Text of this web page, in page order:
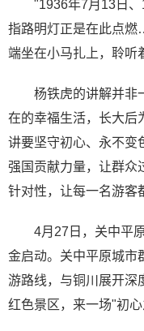
"1936年7月13日
指路明灯正是在此点
端坐在小马扎上，聆听
杨铁虎的讲解并非
在的幸福生活，长大后
讲要坚守初心、永不变
强国贡献力量，让群众
针对性，让每一名游客
4月27日，关中平
金启动。关中平原城市
游路线，与铜川展开深
红色景区，来一场"初